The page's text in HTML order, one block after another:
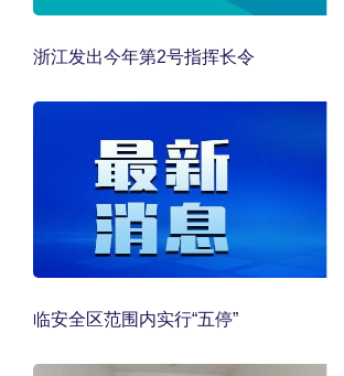
浙江发出今年第2号指挥长令
临安全区范围内实行“五停”